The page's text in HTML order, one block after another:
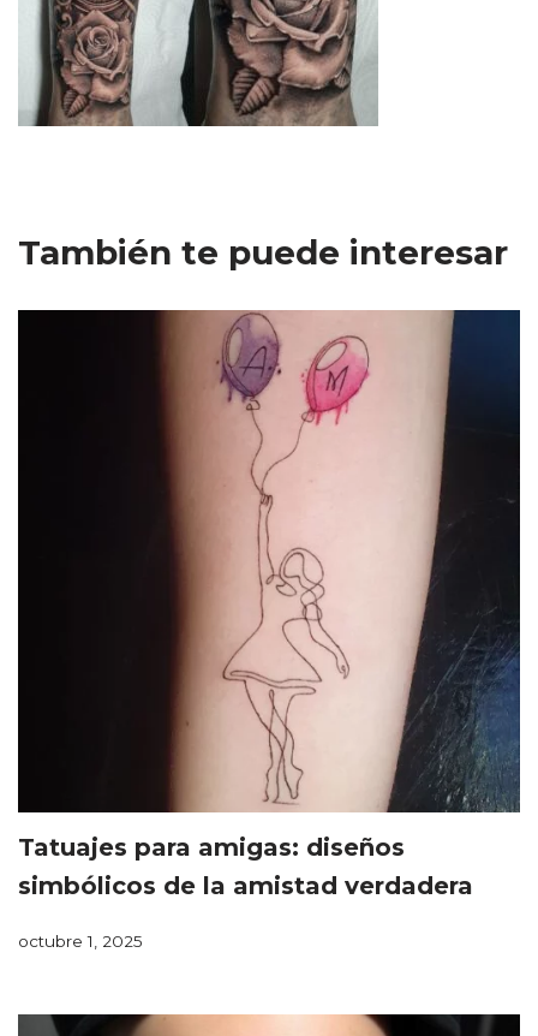
También te puede interesar
Tatuajes para amigas: diseños
simbólicos de la amistad verdadera
octubre 1, 2025